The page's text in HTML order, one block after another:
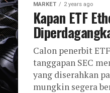
MARKET 2 years ago
Kapan ETF
Calon penerbit
tanggapan SEC
yang diserahkan
mungkin segera